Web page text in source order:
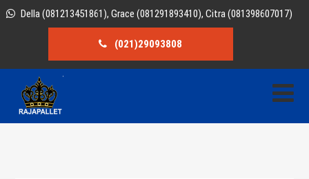
Della (081213451861), Grace (081291893410), Citra (081398607017)
(021)29093808